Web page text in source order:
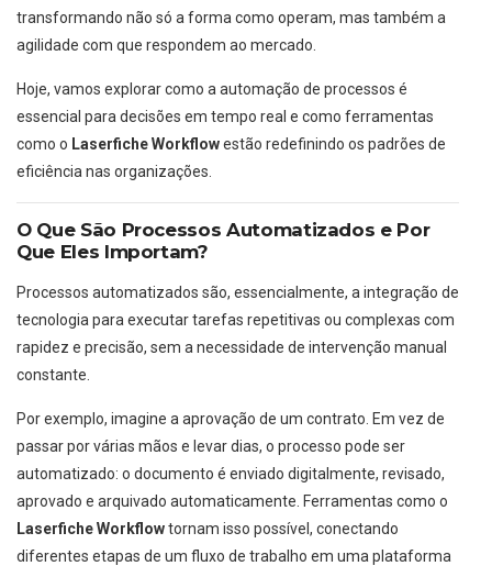
transformando não só a forma como operam, mas também a
agilidade com que respondem ao mercado.
Hoje, vamos explorar como a automação de processos é
essencial para decisões em tempo real e como ferramentas
como o Laserfiche Workflowestão redefinindo os padrões de
eficiência nas organizações.
O Que São Processos Automatizados e Por
Que Eles Importam?
Processos automatizados são, essencialmente, a integração de
tecnologia para executar tarefas repetitivas ou complexas com
rapidez e precisão, sem a necessidade de intervenção manual
constante.
Por exemplo, imagine a aprovação de um contrato. Em vez de
passar por várias mãos e levar dias, o processo pode ser
automatizado: o documento é enviado digitalmente, revisado,
aprovado e arquivado automaticamente. Ferramentas como o
Laserfiche Workflowtornam isso possível, conectando
diferentes etapas de um fluxo de trabalho em uma plataforma